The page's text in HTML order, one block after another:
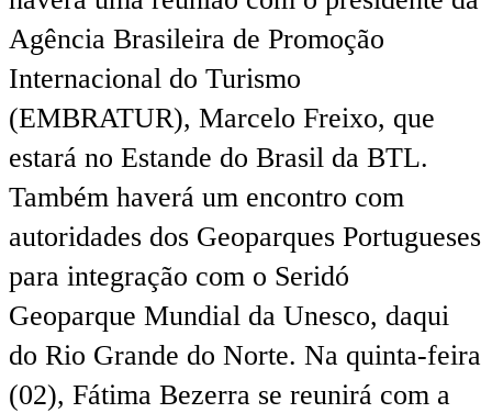
Agência Brasileira de Promoção
Internacional do Turismo
(EMBRATUR), Marcelo Freixo, que
estará no Estande do Brasil da BTL.
Também haverá um encontro com
autoridades dos Geoparques Portugueses
para integração com o Seridó
Geoparque Mundial da Unesco, daqui
do Rio Grande do Norte. Na quinta-feira
(02), Fátima Bezerra se reunirá com a